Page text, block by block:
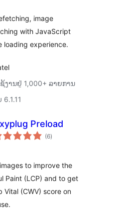
image
with JavaScript
loading experience.
ງານຢູ່ 1,000+ ລາຍການ
Preload
(6ຄະແນນ
ທັງໝົດ
)
to improve the
Paint (LCP) and to get
Vital (CWV) score on